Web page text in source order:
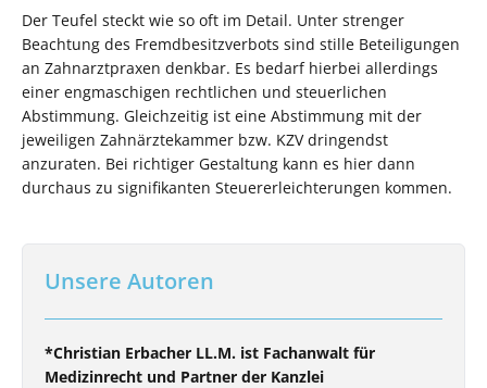
Der Teufel steckt wie so oft im Detail. Unter strenger
Beachtung des Fremdbesitzverbots sind stille Beteiligungen
an Zahnarztpraxen denkbar. Es bedarf hierbei allerdings
einer engmaschigen rechtlichen und steuerlichen
Abstimmung. Gleichzeitig ist eine Abstimmung mit der
jeweiligen Zahnärztekammer bzw. KZV dringendst
anzuraten. Bei richtiger Gestaltung kann es hier dann
durchaus zu signifikanten Steuererleichterungen kommen.
Unsere Autoren
*Christian Erbacher LL.M. ist Fachanwalt für
Medizinrecht und Partner der Kanzlei